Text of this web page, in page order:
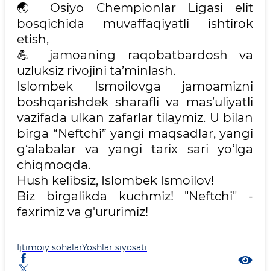
🌏 Osiyo Chempionlar Ligasi elit
bosqichida muvaffaqiyatli ishtirok
etish,
💪 jamoaning raqobatbardosh va
uzluksiz rivojini ta’minlash.
Islombek Ismoilovga jamoamizni
boshqarishdek sharafli va mas’uliyatli
vazifada ulkan zafarlar tilaymiz. U bilan
birga “Neftchi” yangi maqsadlar, yangi
g‘alabalar va yangi tarix sari yo‘lga
chiqmoqda.
Hush kelibsiz, Islombek Ismoilov!
Biz birgalikda kuchmiz! "Neftchi" -
faxrimiz va g'ururimiz!
Ijtimoiy sohalarYoshlar siyosati